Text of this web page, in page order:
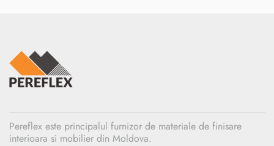
Pereflex este principalul furnizor de materiale de finisare
interioara si mobilier din Moldova.